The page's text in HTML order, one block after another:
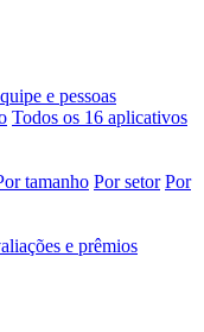
e pessoas
Todos os 16 aplicativos
tamanho Por setor Por
e prêmios